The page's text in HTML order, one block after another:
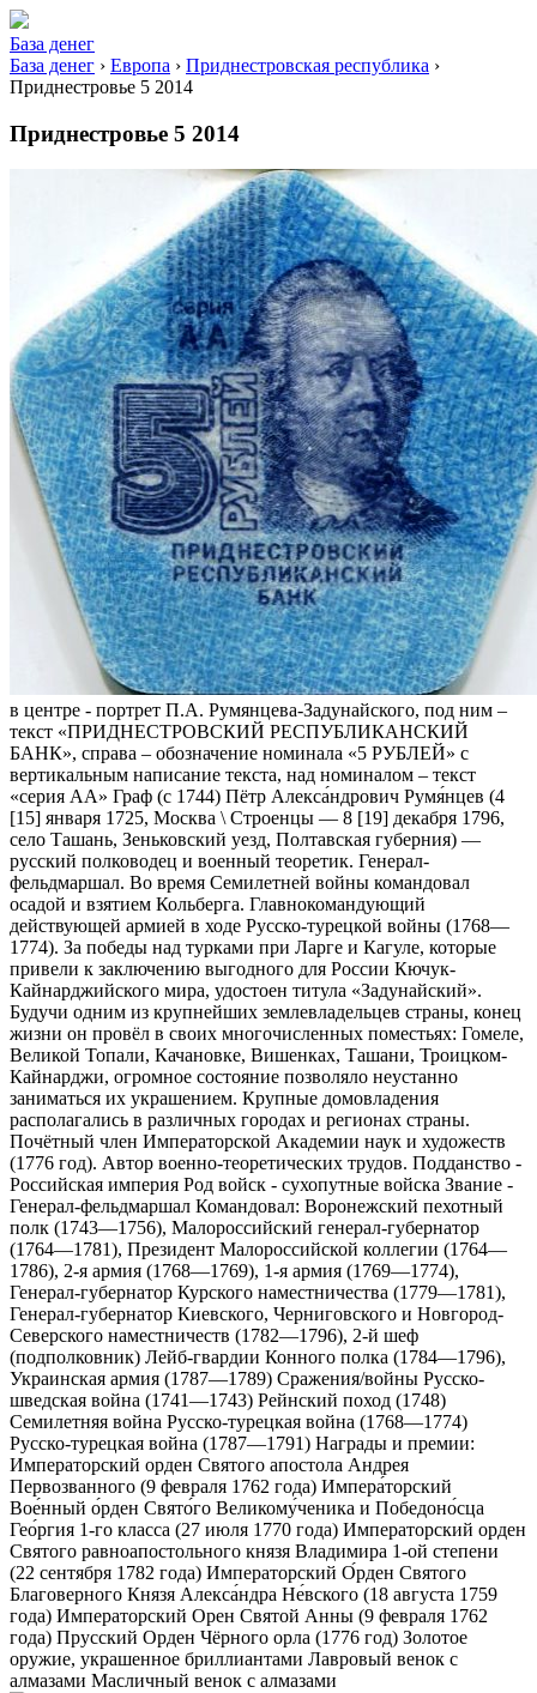
База денег
База денег › Европа › Приднестровская республика ›
Приднестровье 5 2014
Приднестровье 5 2014
в центре - портрет П.А. Румянцева-Задунайского, под ним –
текст «ПРИДНЕСТРОВСКИЙ РЕСПУБЛИКАНСКИЙ
БАНК», справа – обозначение номинала «5 РУБЛЕЙ» с
вертикальным написание текста, над номиналом – текст
«серия АА» Граф (c 1744) Пётр Алекса́ндрович Румя́нцев (4
[15] января 1725, Москва \ Строенцы — 8 [19] декабря 1796,
село Ташань, Зеньковский уезд, Полтавская губерния) —
русский полководец и военный теоретик. Генерал-
фельдмаршал. Во время Семилетней войны командовал
осадой и взятием Кольберга. Главнокомандующий
действующей армией в ходе Русско-турецкой войны (1768—
1774). За победы над турками при Ларге и Кагуле, которые
привели к заключению выгодного для России Кючук-
Кайнарджийского мира, удостоен титула «Задунайский».
Будучи одним из крупнейших землевладельцев страны, конец
жизни он провёл в своих многочисленных поместьях: Гомеле,
Великой Топали, Качановке, Вишенках, Ташани, Троицком-
Кайнарджи, огромное состояние позволяло неустанно
заниматься их украшением. Крупные домовладения
располагались в различных городах и регионах страны.
Почётный член Императорской Академии наук и художеств
(1776 год). Автор военно-теоретических трудов. Подданство -
Российская империя Род войск - сухопутные войска Звание -
Генерал-фельдмаршал Командовал: Воронежский пехотный
полк (1743—1756), Малороссийский генерал-губернатор
(1764—1781), Президент Малороссийской коллегии (1764—
1786), 2-я армия (1768—1769), 1-я армия (1769—1774),
Генерал-губернатор Курского наместничества (1779—1781),
Генерал-губернатор Киевского, Черниговского и Новгород-
Северского наместничеств (1782—1796), 2-й шеф
(подполковник) Лейб-гвардии Конного полка (1784—1796),
Украинская армия (1787—1789) Сражения/войны Русско-
шведская война (1741—1743) Рейнский поход (1748)
Семилетняя война Русско-турецкая война (1768—1774)
Русско-турецкая война (1787—1791) Награды и премии:
Императорский орден Святого апостола Андрея
Первозванного (9 февраля 1762 года) Импера́торский
Вое́нный о́рден Свято́го Великому́ченика и Победоно́сца
Гео́ргия 1-го класса (27 июля 1770 года) Императорский орден
Святого равноапостольного князя Владимира 1-ой степени
(22 сентября 1782 года) Императорский О́рден Святого
Благоверного Князя Алекса́ндра Не́вского (18 августа 1759
года) Императорский Орен Святой Анны (9 февраля 1762
года) Прусский Орден Чёрного орла (1776 год) Золотое
оружие, украшенное бриллиантами Лавровый венок с
алмазами Масличный венок с алмазами